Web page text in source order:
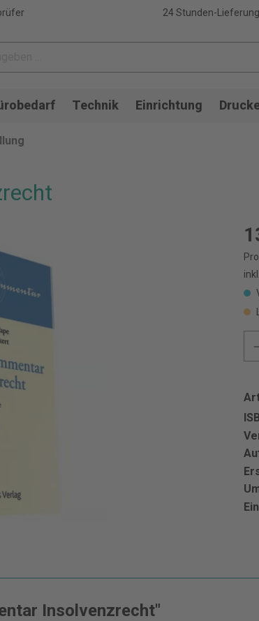
24 Stunden-Lieferung
Technik Einrichtung
Insolvenzrecht"